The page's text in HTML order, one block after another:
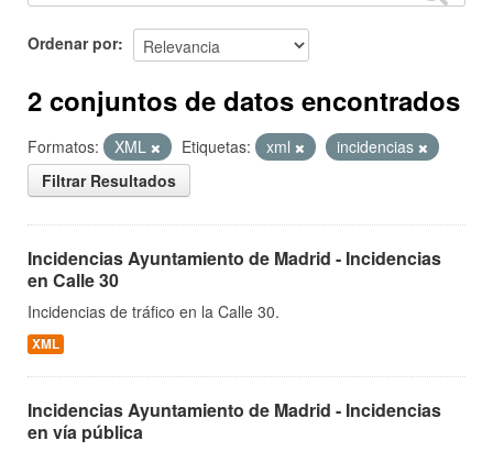
Ordenar por
2 conjuntos de datos encontrados
Formatos: XML Etiquetas: xml
incidencias
Filtrar Resultados
Incidencias Ayuntamiento de Madrid - Incidencias
en Calle 30
Incidencias de tráfico en la Calle 30.
XML
Incidencias Ayuntamiento de Madrid - Incidencias
en vía pública